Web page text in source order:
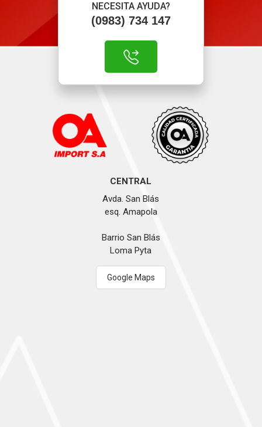
NECESITA AYUDA?
(0983) 734 147
CENTRAL
Avda. San Blás
esq. Amapola
Barrio San Blás
Loma Pyta
Google Maps